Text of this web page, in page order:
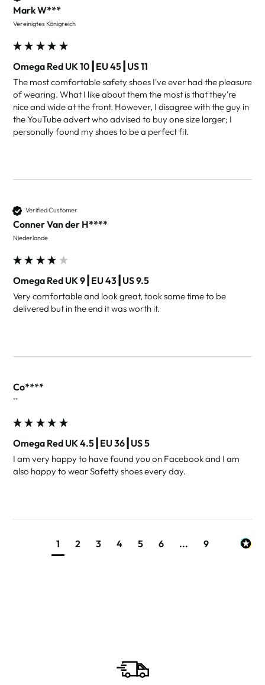
Mark W***
Vereinigtes Königreich
Omega Red UK 10┃EU 45┃US 11
The most comfortable safety shoes I've ever had the pleasure
of wearing. What I like about them the most is that they're
nice and wide at the front. However, I disagree with the guy in
the YouTube advert who advised to buy one size larger; I
personally found my shoes to be a perfect fit.
Verified Customer
Conner Van der H****
Niederlande
Omega Red UK 9┃EU 43┃US 9.5
Very comfortable and look great, took some time to be
delivered but in the end it was worth it.
Co****
""
Omega Red UK 4.5┃EU 36┃US 5
I am very happy to have found you on Facebook and I am
also happy to wear Safetty shoes every day.
1 2 3 4 5 6 ... 9